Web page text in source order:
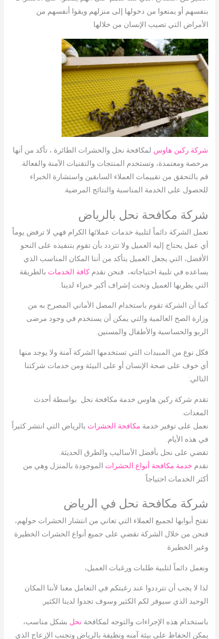
بنفسهم أو يمنعوا من دخولها إلى منزلهم ويقوا أنفسهم من
الأمراض التي تصيب الإنسان من خلالها
شركة ركين هاوس لمكافحة نحل والحشرات الطائرة ، تأكد من أنها
مرخصة ومعتمدة، وتستخدم المنتجات والتقنيات الآمنة والفعالة.
قم بالتحقق من تقييمات العملاء السابقين واستشارة الخبراء
للحصول على الخدمة المناسبة والنتائج المرضية.
شركة مكافحة نحل بالرياض
تعمل الشركة دائماً لتلبية خدمات عملائها الكرام فهي لا ترفض يوماً
أي عمل يحتاج إليه العميل ولا تتردد بأن تقوم بتنفيذه على النحو
الأفضل، التي يجعل العميل يتأكد من أننا المكان المناسب الذي
يساعده في تلبية احتياجاته، فنحن نقدمكافة الخدمات بالطريقة
التي يطربها العميل وتحت إشراف أكبر خبراء لدينا.
كما أن الشركة تقوم باستخدام المصل الأماني المصرح به من
وزارة الصح العالمية والتي يمكن أن يستخدم في وجود مرضى
الربو والحساسية والأطفال والمسنين.
فكل نوع من المبيدات التي تستخدمها الشركة آمنة ولا يوجد منها
أي خوف على صحة الإنسان أو على البيئة ومن خدمات شركتنا
التالي:
تقدم شركة ركين هاوس خدمة مكافحة نحل بواسطة أحدث
المعدات.
نعمل على توفير خدمة مكافحة الحشرات بالرياض التي انتشر كثيراً
في هذه الأيام.
تقضي على نحل بأفضل الأساليب والطرق الحديثة.
نقدم خدمة مكافحة أنواع الحشرات الموجودة بالمنزل وهي من
أكثر الخدمات احتياجاً
شركة مكافحة نحل في الرياض
تفتح أبوابها لجميع العملاء التي تعاني من انتشار الحشرات حولهم،
فنحن من خلال الشركة نقضي على جميع أنواع الحشرات الخطيرة
وغير الخطيرة
ونعمل دائماً لتلبية طلبات ورغبات العميل،
لذا لا يجب أن تترددوا عند رغبتكم في التعامل معنا لأننا المكان
الوحيد الذي سيوفر لكم الكثير وسوف تجدوا لدينا الكثير.
باستخدام هذه الإجراءات والتوجه لمكافحة نحل بشكل مناسب،
يمكن الحفاظ على بيئة آمنه ونظيفة بالرياض وتجنب الإزعاج الذي